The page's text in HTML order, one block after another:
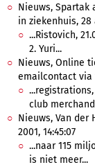
Nieuws, Spartak
in ziekenhuis, 28
...Ristovich,
2. Yuri...
Nieuws, Online
emailcontact via
club
Nieuws, Van der
2001, 14:45:07
...naar 115
is niet meer...